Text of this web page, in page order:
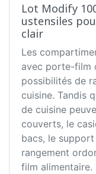
Lot Modify
ustensiles
clair
Les
avec porte-film
possibilités de
cuisine. Tandis
de cuisine
couverts, le
bacs, le
rangement
film alimentaire.